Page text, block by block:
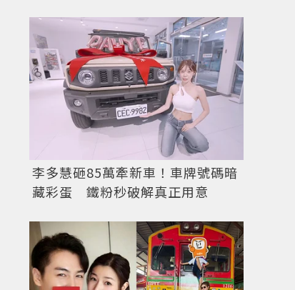
圖／擷自 instagram
李多慧砸85萬牽新車！車牌號碼暗
藏彩蛋 鐵粉秒破解真正用意